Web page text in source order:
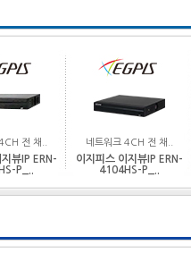
전 채..
뷰IP ERN-
P_..
네트워크 4CH 전 채..
이지피스 이지뷰IP ERN-
4104HS-P_..